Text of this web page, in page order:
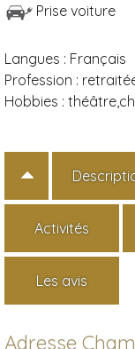
Prise voiture
Langues : Français
Profession :
Hobbies :
Activités
Les avis
Adresse